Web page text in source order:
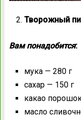
Творожный
Вам понадобится:
мука — 280 г
сахар — 150 г
какао
масло